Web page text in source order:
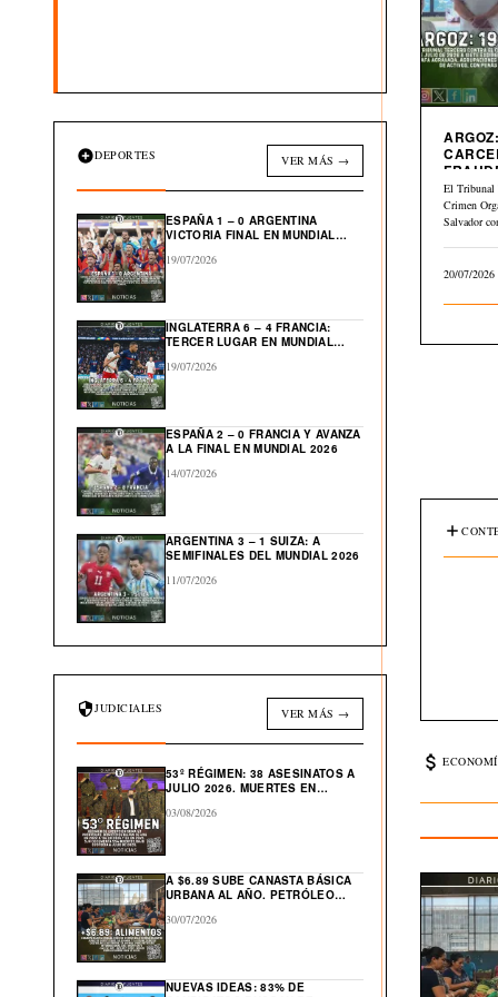
DEPORTES VER MÁS →
ESPAÑA 1 – 0 ARGENTINA
VICTORIA FINAL EN MUNDIAL
19/07/2026
INGLATERRA 6 – 4 FRANCIA:
TERCER LUGAR EN MUNDIAL
19/07/2026
ESPAÑA 2 – 0 FRANCIA Y AVANZA
A LA FINAL EN MUNDIAL 2026
14/07/2026
ARGENTINA 3 – 1 SUIZA: A
SEMIFINALES DEL MUNDIAL 2026
11/07/2026
JUDICIALES VER MÁS →
53º RÉGIMEN: 38 ASESINATOS A
JULIO 2026. MUERTES EN
03/08/2026
A $6.89 SUBE CANASTA BÁSICA
URBANA AL AÑO. PETRÓLEO
30/07/2026
NUEVAS IDEAS: 83% DE
El Tribunal
Crimen
Salvador
20/07/2026